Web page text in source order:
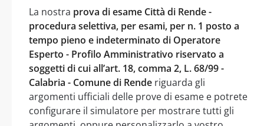
La nostra prova di esame Città di Rende -
procedura selettiva, per esami, per n. 1 posto a
tempo pieno e indeterminato di Operatore
Esperto - Profilo Amministrativo riservato a
soggetti di cui all’art. 18, comma 2, L. 68/99 -
Calabria - Comune di Rende riguarda gli
argomenti ufficiali delle prove di esame e potrete
configurare il simulatore per mostrare tutti gli